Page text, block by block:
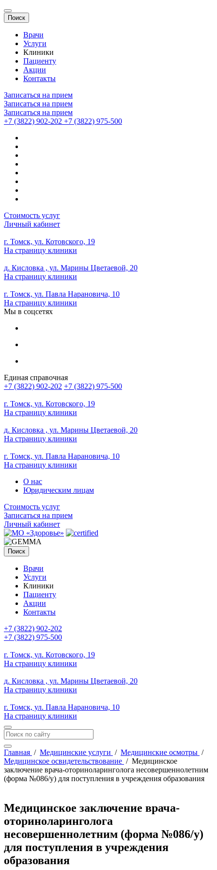
Поиск
Врачи
Услуги
Клиники
Пациенту
Акции
Контакты
Записаться на прием
Записаться на прием
Записаться на прием
+7 (3822) 902-202 +7 (3822) 975-500
Стоимость услуг
Личный кабинет
г. Томск, ул. Котовского, 19
На страницу клиники
д. Кисловка , ул. Марины Цветаевой, 20
На страницу клиники
г. Томск, ул. Павла Нарановича, 10
На страницу клиники
Мы в соцсетях
Единая справочная
+7 (3822) 902-202 +7 (3822) 975-500
г. Томск, ул. Котовского, 19
На страницу клиники
д. Кисловка , ул. Марины Цветаевой, 20
На страницу клиники
г. Томск, ул. Павла Нарановича, 10
На страницу клиники
О нас
Юридическим лицам
Стоимость услуг
Записаться на прием
Личный кабинет
Поиск
Врачи
Услуги
Клиники
Пациенту
Акции
Контакты
+7 (3822) 902-202
+7 (3822) 975-500
г. Томск, ул. Котовского, 19
На страницу клиники
д. Кисловка , ул. Марины Цветаевой, 20
На страницу клиники
г. Томск, ул. Павла Нарановича, 10
На страницу клиники
Главная / Медицинские услуги / Медицинские осмотры /
Медицинское освидетельствование / Медицинское
заключение врача-оториноларинголога несовершеннолетним
(форма №086/у) для поступления в учреждения образования
Медицинское заключение врача-
оториноларинголога
несовершеннолетним (форма №086/у)
для поступления в учреждения
образования